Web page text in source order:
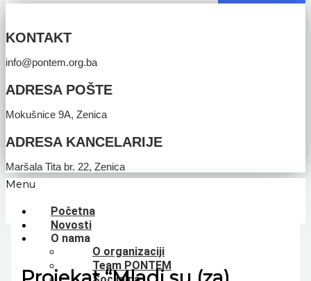
KONTAKT
info@pontem.org.ba
ADRESA POŠTE
Mokušnice 9A, Zenica
ADRESA KANCELARIJE
Maršala Tita br. 22, Zenica
Menu
Početna
Novosti
O nama
O organizaciji
Team PONTEM